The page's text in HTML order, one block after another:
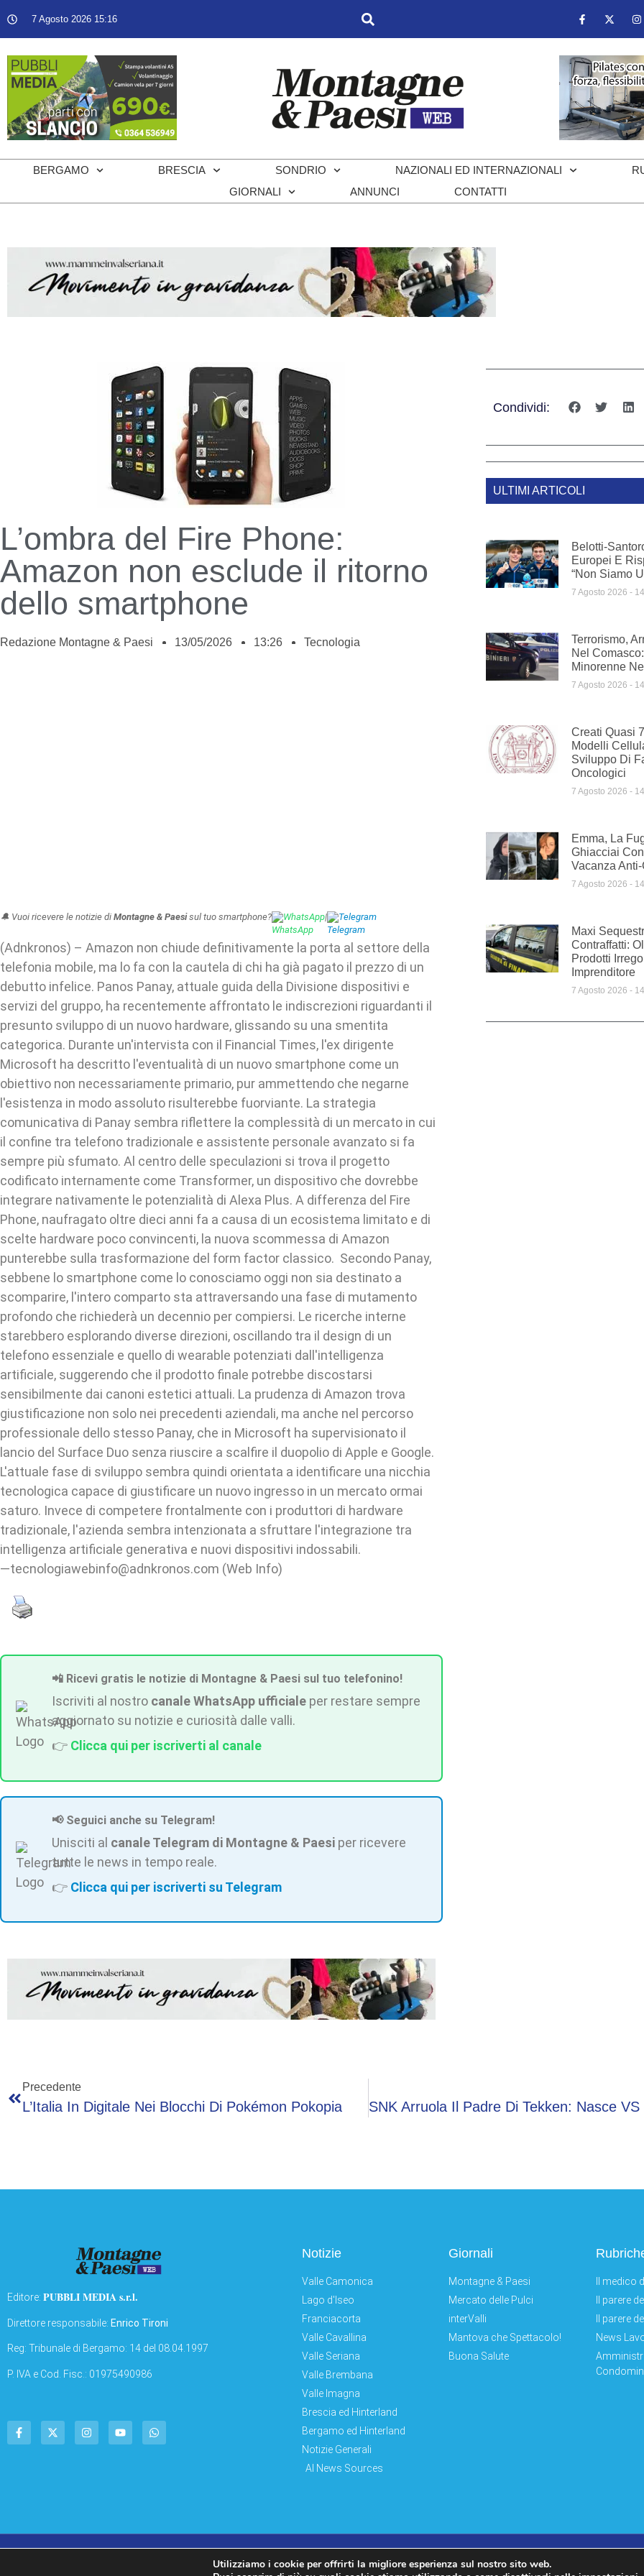
7 Agosto 2026 15:16
BERGAMO BRESCIA SONDRIO NAZIONALI ED INTERNAZIONALI
GIORNALI
ANNUNCI CONTATTI
L’ombra del Fire Phone:
Amazon non esclude il ritorno
dello smartphone
Redazione Montagne & Paesi 13/05/2026 13:26 Tecnologia
🔔 Vuoi ricevere le notizie di Montagne & Paesisul tuo smartphone? WhatsApp| Telegram
(Adnkronos) – Amazon non chiude definitivamente la porta al settore della
telefonia mobile, ma lo fa con la cautela di chi ha già pagato il prezzo di un
debutto infelice. Panos Panay, attuale guida della Divisione dispositivi e
servizi del gruppo, ha recentemente affrontato le indiscrezioni riguardanti il
presunto sviluppo di un nuovo hardware, glissando su una smentita
categorica. Durante un'intervista con il Financial Times, l'ex dirigente
Microsoft ha descritto l'eventualità di un nuovo smartphone come un
obiettivo non necessariamente primario, pur ammettendo che negarne
l'esistenza in modo assoluto risulterebbe fuorviante. La strategia
comunicativa di Panay sembra riflettere la complessità di un mercato in cui
il confine tra telefono tradizionale e assistente personale avanzato si fa
sempre più sfumato. Al centro delle speculazioni si trova il progetto
codificato internamente come Transformer, un dispositivo che dovrebbe
integrare nativamente le potenzialità di Alexa Plus. A differenza del Fire
Phone, naufragato oltre dieci anni fa a causa di un ecosistema limitato e di
scelte hardware poco convincenti, la nuova scommessa di Amazon
punterebbe sulla trasformazione del form factor classico. Secondo Panay,
sebbene lo smartphone come lo conosciamo oggi non sia destinato a
scomparire, l'intero comparto sta attraversando una fase di mutamento
profondo che richiederà un decennio per compiersi. Le ricerche interne
starebbero esplorando diverse direzioni, oscillando tra il design di un
telefono essenziale e quello di wearable potenziati dall'intelligenza
artificiale, suggerendo che il prodotto finale potrebbe discostarsi
sensibilmente dai canoni estetici attuali. La prudenza di Amazon trova
giustificazione non solo nei precedenti aziendali, ma anche nel percorso
professionale dello stesso Panay, che in Microsoft ha supervisionato il
lancio del Surface Duo senza riuscire a scalfire il duopolio di Apple e Google.
L'attuale fase di sviluppo sembra quindi orientata a identificare una nicchia
tecnologica capace di giustificare un nuovo ingresso in un mercato ormai
saturo. Invece di competere frontalmente con i produttori di hardware
tradizionale, l'azienda sembra intenzionata a sfruttare l'integrazione tra
intelligenza artificiale generativa e nuovi dispositivi indossabili.
—tecnologiawebinfo@adnkronos.com (Web Info)
📲 Ricevi gratis le notizie di Montagne & Paesi sul tuo telefonino!
Iscriviti al nostro canale WhatsApp ufficiale per restare sempre
aggiornato su notizie e curiosità dalle valli.
👉 Clicca qui per iscriverti al canale
📢 Seguici anche su Telegram!
Unisciti al canale Telegram di Montagne & Paesi per ricevere
tutte le news in tempo reale.
👉 Clicca qui per iscriverti su Telegram
Condividi:
ULTIMI ARTICOLI
Belotti-
Europei E
“Non Siamo
7 Agosto 2026
Terrorismo,
Nel
Minorenne
7 Agosto 2026
Creati Quasi
Modelli
Sviluppo Di
Oncologici
7 Agosto 2026
Emma, La
Ghiacciai
Vacanza
7 Agosto 2026
Maxi
Contraffatti:
Prodotti
Imprenditore
7 Agosto 2026
Precedente
L’Italia In Digitale Nei Blocchi Di Pokémon Pokopia
Editore: PUBBLI MEDIA s.r.l.
Direttore responsabile: Enrico Tironi
Reg: Tribunale di Bergamo: 14 del 08.04.1997
P. IVA e Cod. Fisc.: 01975490986
Notizie
Valle Camonica
Lago d'Iseo
Franciacorta
Valle Cavallina
Valle Seriana
Valle Brembana
Valle Imagna
Brescia ed Hinterland
Bergamo ed Hinterland
Notizie Generali
AI News Sources
Giornali
Montagne & Paesi
Mercato delle Pulci
interValli
Mantova che Spettacolo!
Buona Salute
Il medico
Il parere
Il parere
News
Utilizziamo i cookie per offrirti la migliore esperienza sul nostro sito web.